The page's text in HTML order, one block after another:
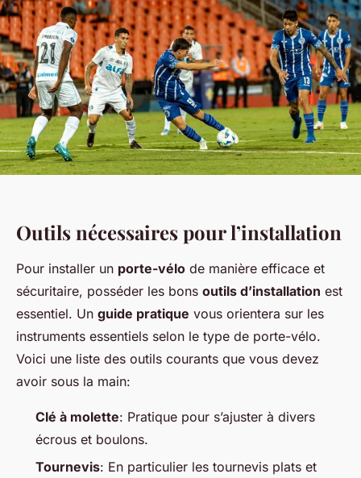
Outils nécessaires pour l’installation
Pour installer un porte-vélo de manière efficace et
sécuritaire, posséder les bons outils d’installation est
essentiel. Un guide pratique vous orientera sur les
instruments essentiels selon le type de porte-vélo.
Voici une liste des outils courants que vous devez
avoir sous la main:
Clé à molette: Pratique pour s’ajuster à divers
écrous et boulons.
Tournevis: En particulier les tournevis plats et